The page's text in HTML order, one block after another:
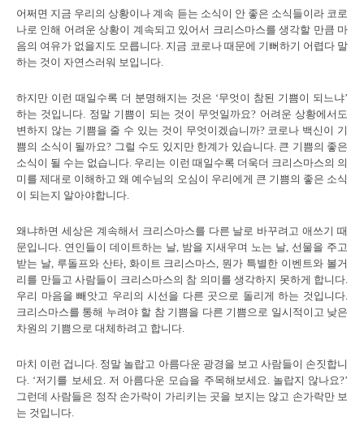
어쩌면 지금 우리의 상황이나 계속 듣는 소식이 안 좋은 소식들이라 코로
나로 인해 어려운 상황이 계속되고 있어서 크리스마스를 생각할 만큼 마
음의 여유가 없을지도 모릅니다. 지금 코로나 때문에 기뻐하기 어렵다 말
하는 것이 자연스러워 보입니다.
하지만 이런 때일수록 더 분명해지는 것은 ‘무엇이 참된 기쁨이 되느냐’
하는 것입니다. 정말 기쁨이 되는 것이 무엇일까요? 어려운 상황에서도
변하지 않는 기쁨을 줄 수 있는 것이 무엇이겠습니까? 코로나 백신이 기
쁨의 소식이 될까요? 그럴 수도 있지만 한계가 있습니다. 큰 기쁨의 좋은
소식이 될 수는 없습니다. 우리는 이런 때일수록 더욱더 크리스마스의 의
미를 제대로 이해하고 왜 예수님의 오심이 우리에게 큰 기쁨의 좋은 소식
이 되는지 알아야합니다.
왜냐하면 세상은 계속해서 크리스마스를 다른 날로 바꾸려고 애쓰기 때
문입니다. 연인들이 데이트하는 날, 밤을 지새우며 노는 날, 선물을 주고
받는 날, 루돌프와 산타, 화이트 크리스마스, 뭔가 특별한 이벤트와 볼거
리를 만들고 사람들이 크리스마스의 참 의미를 생각하지 못하게 합니다.
우리 마음을 빼앗고 우리의 시선을 다른 곳으로 돌리게 하는 것입니다.
크리스마스를 통해 누려야 할 참 기쁨을 다른 기쁨으로 일시적이고 낮은
차원의 기쁨으로 대체하려고 합니다.
마치 이런 겁니다. 정말 놀랍고 아름다운 광경을 보고 사람들이 손짓합니
다. ‘저기를 보세요. 저 아름다운 모습을 주목해보세요. 놀랍지 않나요?’
그런데 사람들은 정작 손가락이 가리키는 곳을 보지는 않고 손가락만 보
는 것입니다.